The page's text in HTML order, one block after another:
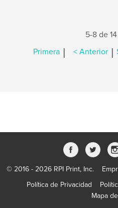
5-8 de
Primera | < Anterior |
© 2016 - 2026 RPI Print, Inc.
Política de Privacidad
Mapa